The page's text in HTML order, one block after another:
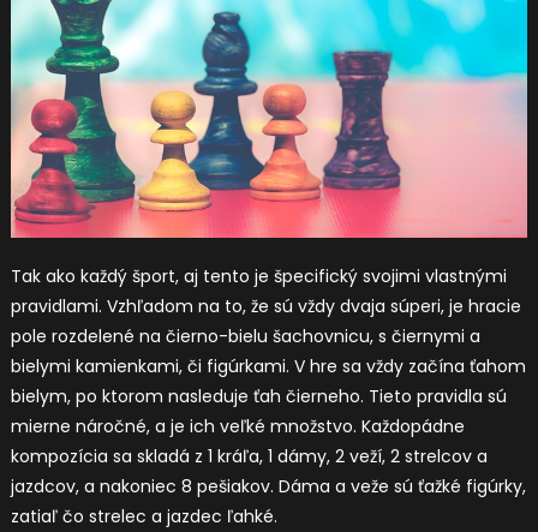
Tak ako každý šport, aj tento je špecifický svojimi vlastnými
pravidlami. Vzhľadom na to, že sú vždy dvaja súperi, je hracie
pole rozdelené na čierno-bielu šachovnicu, s čiernymi a
bielymi kamienkami, či figúrkami. V hre sa vždy začína ťahom
bielym, po ktorom nasleduje ťah čierneho. Tieto pravidla sú
mierne náročné, a je ich veľké množstvo. Každopádne
kompozícia sa skladá z 1 kráľa, 1 dámy, 2 veží, 2 strelcov a
jazdcov, a nakoniec 8 pešiakov. Dáma a veže sú ťažké figúrky,
zatiaľ čo strelec a jazdec ľahké.